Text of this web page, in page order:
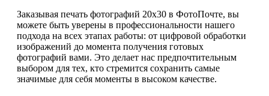
Заказывая печать фотографий 20х30 в ФотоПочте, вы
можете быть уверены в профессиональности нашего
подхода на всех этапах работы: от цифровой обработки
изображений до момента получения готовых
фотографий вами. Это делает нас предпочтительным
выбором для тех, кто стремится сохранить самые
значимые для себя моменты в высоком качестве.